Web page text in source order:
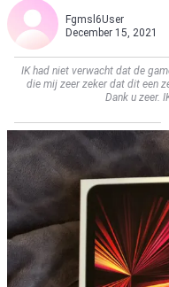
Fgmsl6User
December 15, 2021
IK had niet verwacht dat de
die mij zeer zeker dat dit een
Dank u zeer.